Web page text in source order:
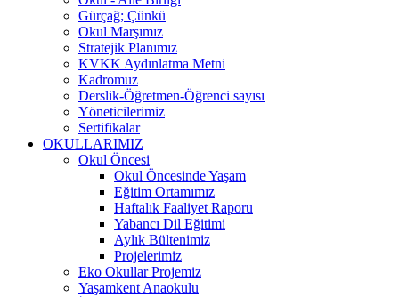
Gürçağ; Çünkü
Okul Marşımız
Stratejik Planımız
KVKK Aydınlatma Metni
Kadromuz
Derslik-Öğretmen-Öğrenci sayısı
Yöneticilerimiz
Sertifikalar
OKULLARIMIZ
Okul Öncesi
Okul Öncesinde Yaşam
Eğitim Ortamımız
Haftalık Faaliyet Raporu
Yabancı Dil Eğitimi
Aylık Bültenimiz
Projelerimiz
Eko Okullar Projemiz
Yaşamkent Anaokulu